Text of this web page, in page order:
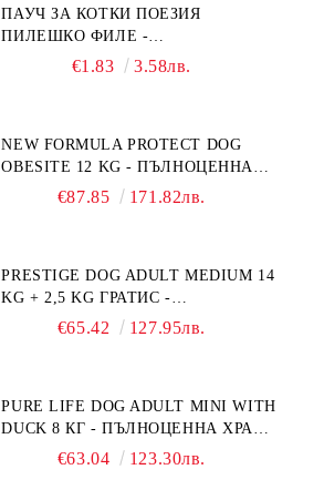
БЕЗ ЗЪРНО, БЕЗ ГЛУТЕН.
ПРОИЗВЕДЕНА ВЪВ ФРАНЦИЯ.
ПАУЧ ЗА КОТКИ ПОЕЗИЯ
ПИЛЕШКО ФИЛЕ -
ПРОМОКОМПЛЕКТ 3 БР.
€1.83 3.58лв.
NEW FORMULA PROTECT DOG
OBESITE 12 KG - ПЪЛНОЦЕННА
ДИЕТИЧНА ХРАНА ЗА КУЧЕТА
"РЕГУЛИРАНЕ НА ВНОСА НА
ГЛЮКОЗА (DIABETES MELLITUS)."
€87.85 171.82лв.
PRESTIGE DOG ADULT MEDIUM 14
KG + 2,5 KG ГРАТИС -
ПЪЛНОЦЕННА ХРАНА ЗА
€65.42 127.95лв.
PURE LIFE DOG ADULT MINI WITH
DUCK 8 КГ - ПЪЛНОЦЕННА ХРАНА
ЗА ПОРАСНАЛИ КУЧЕТА ОТ
€63.04 123.30лв.